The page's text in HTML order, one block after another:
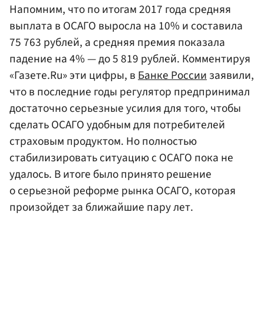
Напомним, что по итогам 2017 года средняя
выплата в ОСАГО выросла на 10% и составила
75 763 рублей, а средняя премия показала
падение на 4% — до 5 819 рублей. Комментируя
«Газете.Ru» эти цифры, вБанке Россиизаявили,
что в последние годы регулятор предпринимал
достаточно серьезные усилия для того, чтобы
сделать ОСАГО удобным для потребителей
страховым продуктом. Но полностью
стабилизировать ситуацию с ОСАГО пока не
удалось. В итоге было принято решение
о серьезной реформе рынка ОСАГО, которая
произойдет за ближайшие пару лет.